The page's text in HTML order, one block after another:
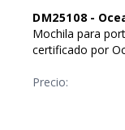
DM25108 -
Mochila para
certificado por
Precio: